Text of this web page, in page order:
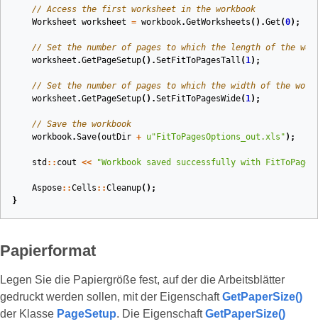
// Access the first worksheet in the workbook
Worksheet worksheet = workbook.GetWorksheets ().Get (0);
// Set the number of pages to which the length of the
worksheet .GetPageSetup().SetFitToPagesTall ( 1);
// Set the number of pages to which the width of the
worksheet .GetPageSetup().SetFitToPagesWide( 1);
// Save the workbook
workbook.Save(outDir + u"FitToPagesOptions_out.xls" );
std :: cout << "Workbook saved successfully with
Aspose::Cells ::Cleanup();
}
Papierformat
Legen Sie die Papiergröße fest, auf der die Arbeitsblätter
gedruckt werden sollen, mit der EigenschaftGetPaperSize()
der Klasse PageSetup. Die EigenschaftGetPaperSize()